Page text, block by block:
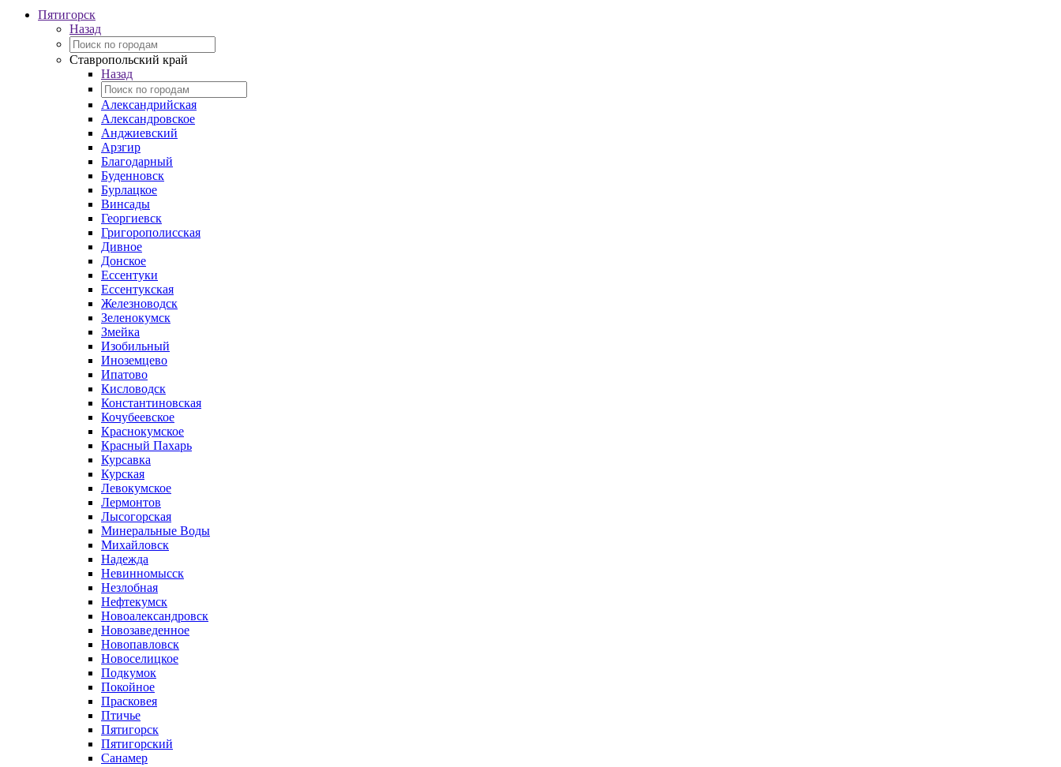
Пятигорск
Назад
Ставропольский край
Назад
Александрийская
Александровское
Анджиевский
Арзгир
Благодарный
Буденновск
Бурлацкое
Винсады
Георгиевск
Григорополисская
Дивное
Донское
Ессентуки
Ессентукская
Железноводск
Зеленокумск
Змейка
Изобильный
Иноземцево
Ипатово
Кисловодск
Константиновская
Кочубеевское
Краснокумское
Красный Пахарь
Курсавка
Курская
Левокумское
Лермонтов
Лысогорская
Минеральные Воды
Михайловск
Надежда
Невинномысск
Незлобная
Нефтекумск
Новоалександровск
Новозаведенное
Новопавловск
Новоселицкое
Подкумок
Покойное
Прасковея
Птичье
Пятигорск
Пятигорский
Санамер